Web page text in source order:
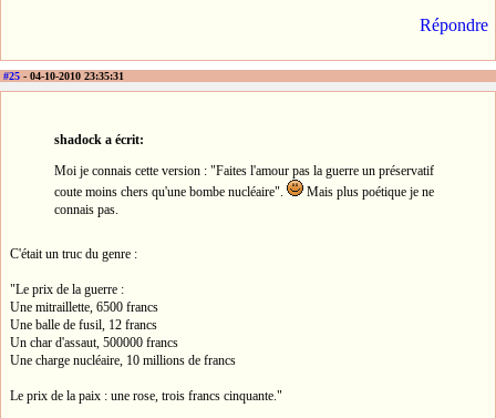
Répondre
#25 - 04-10-2010 23:35:31
shadock a écrit:
Moi je connais cette version : "Faites l'amour pas la guerre un préservatif
coute moins chers qu'une bombe nucléaire".
Mais plus poétique je ne
connais pas.
C'était un truc du genre :
"Le prix de la guerre :
Une mitraillette, 6500 francs
Une balle de fusil, 12 francs
Un char d'assaut, 500000 francs
Une charge nucléaire, 10 millions de francs
Le prix de la paix : une rose, trois francs cinquante."